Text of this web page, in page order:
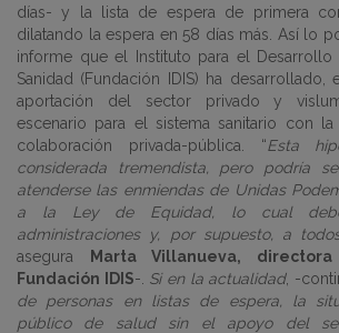
días- y la lista de espera de primera
dilatando la espera en 58 días más. Así lo
informe que el Instituto para el
Sanidad (Fundación IDIS) ha desarrollado,
aportación del sector privado y
escenario para el sistema sanitario con
colaboración privada-pública. “Esta
considerada tremendista, pero podría
atenderse las enmiendas de Unidas
a la Ley de Equidad, lo cual
administraciones y, por supuesto, a
asegura
Marta Villanueva,
Fundación IDIS-. Si en la actualidad, -
de personas en listas de espera, la
público de salud sin el apoyo del